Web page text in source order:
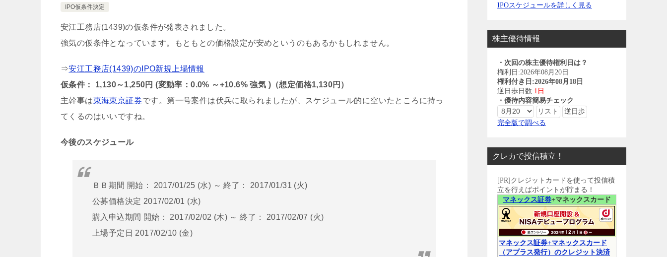
IPO仮条件決定
安江工務店(1439)の仮条件が発表されました。
強気の仮条件となっています。もともとの価格設定が安めというのもあるかもしれません。
⇒安江工務店(1439)のIPO新規上場情報
仮条件： 1,130～1,250円 (変動率：0.0% ～+10.6% 強気 )（想定価格1,130円）
主幹事は東海東京証券です。第一号案件は伏兵に取られましたが、スケジュール的に空いたところに持っ
てくるのはいいですね。
今後のスケジュール
ＢＢ期間 開始： 2017/01/25 (水) ～ 終了： 2017/01/31 (火)
公募価格決定 2017/02/01 (水)
購入申込期間 開始： 2017/02/02 (木) ～ 終了： 2017/02/07 (火)
上場予定日 2017/02/10 (金)
IPOスケジュールを詳しく見る
株主優待情報
・次回の株主優待権利日は？
権利日:2026年08月20日
権利付き日:2026年08月18日
逆日歩日数:1日
・優待内容簡易チェック
完全版で調べる
クレカで投信積立！
[PR]クレジットカードを使って投信積
立を行えばポイントが貯まる！
マネックス証券+マネックスカード
マネックス証券+マネックスカード
（アプラス発行）のクレジット決済